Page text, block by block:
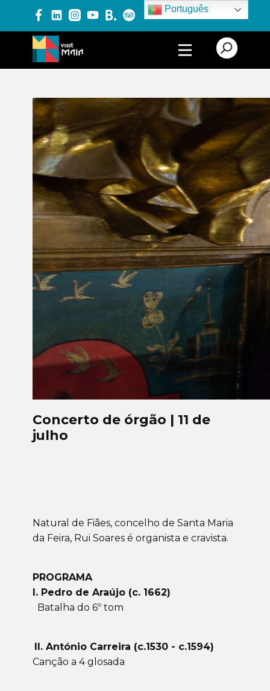
Português
PRODUTOS E SERVIÇOS
EXPERIÊNCIAS
EVENTOS
BLOG
Concerto de órgão | 11 de
julho
Natural de Fiães, concelho de Santa Maria
da Feira, Rui Soares é organista e cravista.
PROGRAMA
I. Pedro de Araújo (c. 1662)
Batalha do 6º tom
II. António Carreira (c.1530 - c.1594)
Canção a 4 glosada